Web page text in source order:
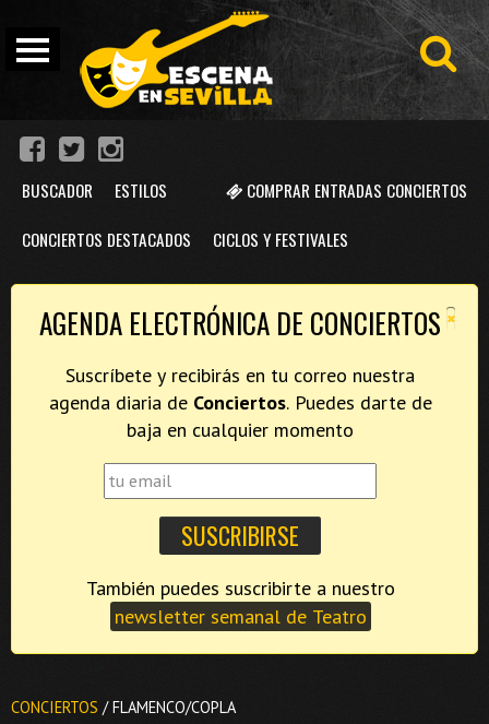
COMPRAR ENTRADAS CONCIERTOS
BUSCADOR ESTILOS
CONCIERTOS DESTACADOS CICLOS Y FESTIVALES
×
AGENDA ELECTRÓNICA DE CONCIERTOS
Suscríbete y recibirás en tu correo nuestra
agenda diaria de Conciertos. Puedes darte de
baja en cualquier momento
newsletter semanal de Teatro
CONCIERTOS / FLAMENCO/COPLA